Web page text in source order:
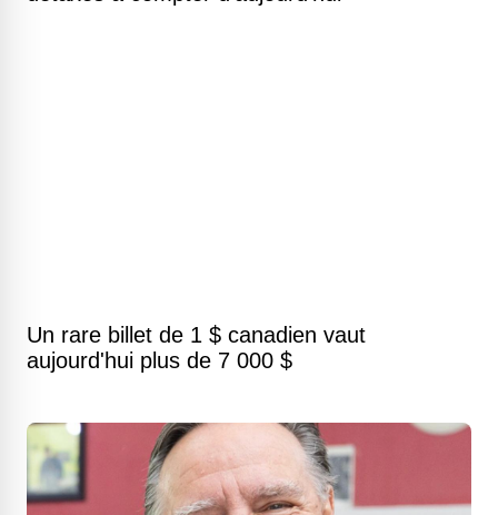
Un rare billet de 1 $ canadien vaut
aujourd'hui plus de 7 000 $